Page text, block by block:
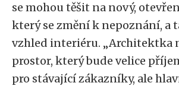
se mohou těšit na nový,
který se změní k nepoznání, a
vzhled interiéru. „Architektka
prostor, který bude velice
pro stávající zákazníky, ale